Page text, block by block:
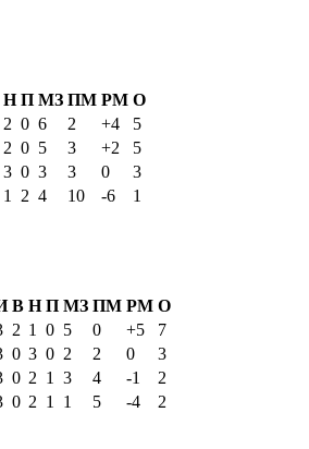
Н П МЗ ПМ РМ О
2 0 6 2 +4
5
2 0 5 3 +2
5
3 0 3 3 0
3
1 2 4 10 -6
1
В Н П МЗ ПМ РМ О
2 1 0 5 0 +5
7
0 3 0 2 2 0
3
0 2 1 3 4 -1
2
0 2 1 1 5 -4
2